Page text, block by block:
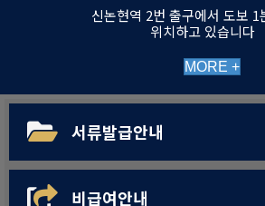
신논현역 2번 출구에서 도보 1
위치하고 있습니다
MORE +
서류발급안내
비급여안내